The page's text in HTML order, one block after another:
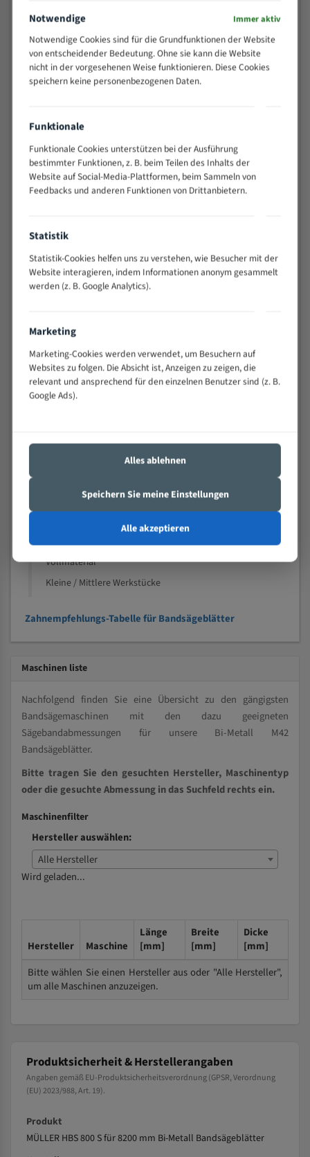
50 - 120
80 - 180
3/4
130 -
350
2/3
200 -
> 500
0,75/1,25
Vorteile:
Widerstandsfähig gegen Zahnbruch auch bei
schwierigen Werkstücken (Materialmischung,
wechselnde Verbindungslängen)
Sehr geringe Vibration
Technische Beschreibung:
Positiver Spanwinkel
Bandkörper aus hochlegiertem Federstahl
Speziell entwickelt für Profile / Rohre
Kleine und mittlere Profile / Kleine Durchmesser
Vollmaterial
Kleine / Mittlere Werkstücke
Zahnempfehlungs-Tabelle für Bandsägeblätter
Maschinen liste
Nachfolgend finden Sie eine Übersicht zu den gängigsten
Bandsägemaschinen mit den dazu geeigneten
Sägebandabmessungen für unsere Bi-Metall M42
Bandsägeblätter.
Bitte tragen Sie den gesuchten Hersteller, Maschinentyp
oder die gesuchte Abmessung in das Suchfeld rechts ein.
Maschinenfilter
Hersteller auswählen:
Alle Hersteller
Wird geladen...
Hersteller Maschine
Länge
[mm]
Breite
[mm]
Dicke
[mm]
Bitte wählen Sie einen Hersteller aus oder "Alle Hersteller",
um alle Maschinen anzuzeigen.
Produktsicherheit & Herstellerangaben
Angaben gemäß EU-Produktsicherheitsverordnung (GPSR, Verordnung
(EU) 2023/988, Art. 19).
Produkt
MÜLLER HBS 800 S für 8200 mm Bi-Metall Bandsägeblätter
Notwendige Immer aktiv
Notwendige Cookies sind für die Grundfunktionen der Website
von entscheidender Bedeutung. Ohne sie kann die Website
nicht in der vorgesehenen Weise funktionieren. Diese Cookies
speichern keine personenbezogenen Daten.
Funktionale
Funktionale Cookies unterstützen bei der Ausführung
bestimmter Funktionen, z. B. beim Teilen des Inhalts der
Website auf Social-Media-Plattformen, beim Sammeln von
Feedbacks und anderen Funktionen von Drittanbietern.
Statistik
Statistik-Cookies helfen uns zu verstehen, wie Besucher mit der
Website interagieren, indem Informationen anonym gesammelt
werden (z. B. Google Analytics).
Marketing
Marketing-Cookies werden verwendet, um Besuchern auf
Websites zu folgen. Die Absicht ist, Anzeigen zu zeigen, die
relevant und ansprechend für den einzelnen Benutzer sind (z. B.
Google Ads).
Alles ablehnen
Speichern Sie meine Einstellungen
Alle akzeptieren